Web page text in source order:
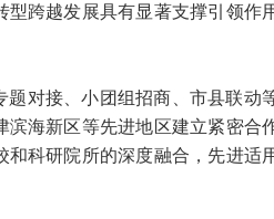
跨越发展具有显著支撑引领作
对接、小团组招商、市县联动
滨海新区等先进地区建立紧密合
科研院所的深度融合，先进适